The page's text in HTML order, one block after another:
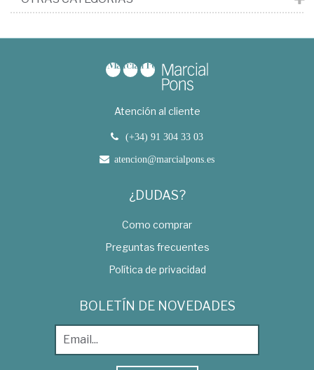
Atención al cliente
(+34) 91 304 33 03
atencion@marcialpons.es
¿DUDAS?
Como comprar
Preguntas frecuentes
Política de privacidad
BOLETÍN DE NOVEDADES